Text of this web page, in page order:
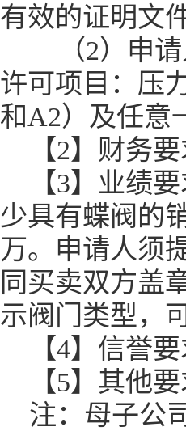
有效的证明文件
（2）申
许可项目：压
和A2）及任意
【2】财务
【3】业绩
少具有蝶阀的
万。申请人须
同买卖双方盖
示阀门类型，
【4】信誉
【5】其他
注：母子公